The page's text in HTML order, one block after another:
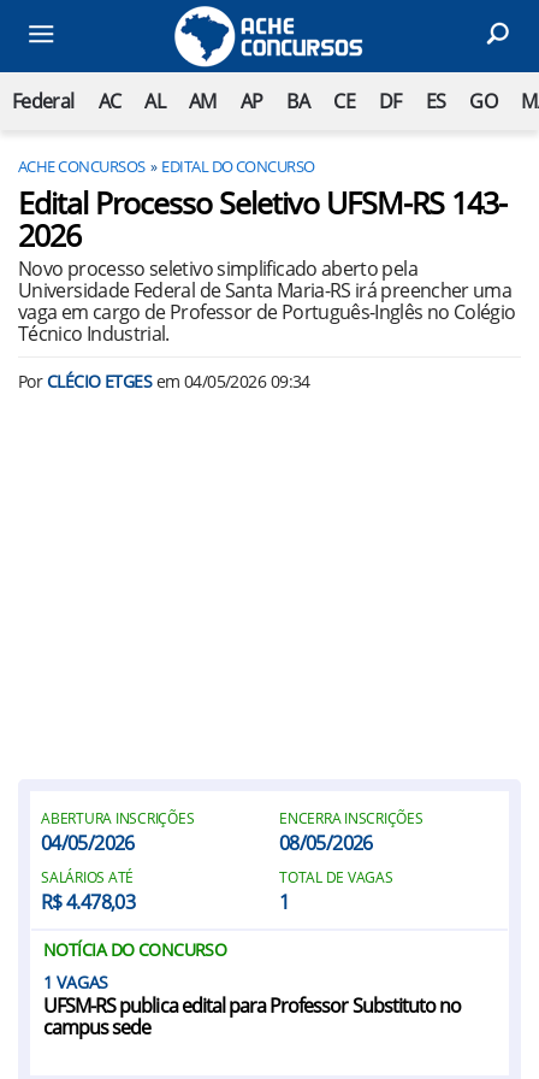
Federal AC AL AM AP BA CE DF ES GO
ACHE CONCURSOS EDITAL DO CONCURSO
Edital Processo Seletivo UFSM-RS 143-
2026
Novo processo seletivo simplificado aberto pela
Universidade Federal de Santa Maria-RS irá preencher uma
vaga em cargo de Professor de Português-Inglês no Colégio
Técnico Industrial.
PorCLÉCIO ETGESem 04/05/2026 09:34
ABERTURA INSCRIÇÕES
04/05/2026
ENCERRA INSCRIÇÕES
08/05/2026
SALÁRIOS ATÉ
R$ 4.478,03
TOTAL DE VAGAS
1
NOTÍCIA DO CONCURSO
1
UFSM-RS publica edital para Professor Substituto no
campus sede